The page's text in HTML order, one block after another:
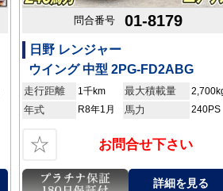
問合番号 01-8179
日野 レンジャー
ウイング 中型 2PG-FD2ABG
走行距離 1千km 最大積載量
年式 R8年1月 馬力 240PS
☆ お問合せ下さい
詳細を見る